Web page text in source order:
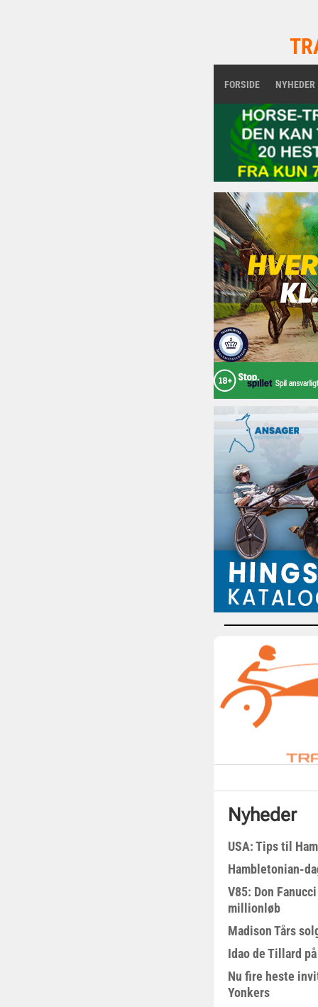
FORSIDE NYHEDER
Nyheder
USA: Tips til
Hambletonian-
V85: Don
millionløb
Madison Tårs
Idao de Tillard
Nu fire heste
Yonkers